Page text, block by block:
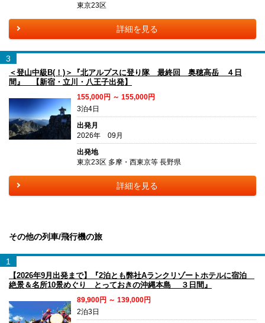
東京23区
詳細を見る
3
＜登山中級B(！)＞『北アルプスに登り隊 最終回 奥穂高岳 ４日
間』 【新宿・立川・八王子出発】
155,000円 ～ 155,000円
3泊4日
出発月
2026年 09月
出発地
東京23区 多摩・西東京等 長野県
詳細を見る
その他の列車/飛行機の旅
1
【2026年9月出発まで】『2泊とも弊社Aランクリゾートホテルに宿泊
絶景＆名所10景めぐり とっておきの沖縄本島 ３日間』
89,900円 ～ 139,000円
2泊3日